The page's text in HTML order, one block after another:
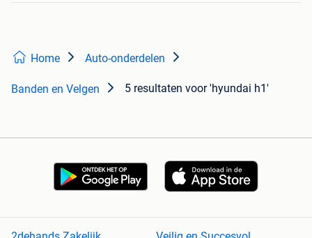
Home Auto-onderdelen
Banden en Velgen 5 resultaten voor 'hyundai h1'